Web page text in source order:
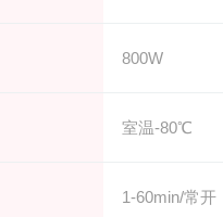
800W
室温-80℃
1-60min/常开